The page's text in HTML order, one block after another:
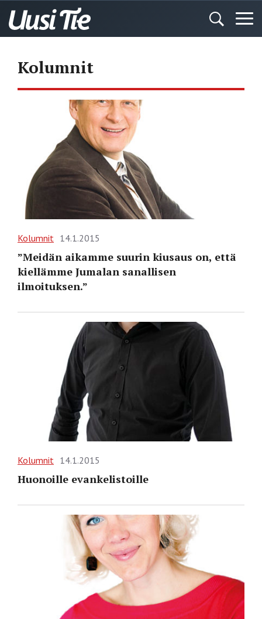
Kolumnit
Kolumnit 14.1.2015
”Meidän aikamme suurin kiusaus on, että
kiellämme Jumalan sanallisen
ilmoituksen.”
Kolumnit 14.1.2015
Huonoille evankelistoille